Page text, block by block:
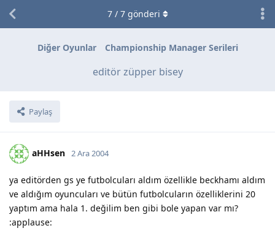
Diğer Oyunlar Championship Manager Serileri
editör züpper bisey
Paylaş
7/ 7gönderi
aHHsen 2 Ara 2004
ya editörden gs ye futbolcuları aldım özellikle beckhamı aldım
ve aldığım oyuncuları ve bütün futbolcuların özelliklerini 20
yaptım ama hala 1. değilim ben gibi bole yapan var mı?
:applause: